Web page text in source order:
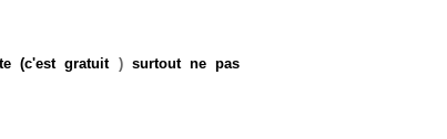
(c'est gratuit) surtout ne pas